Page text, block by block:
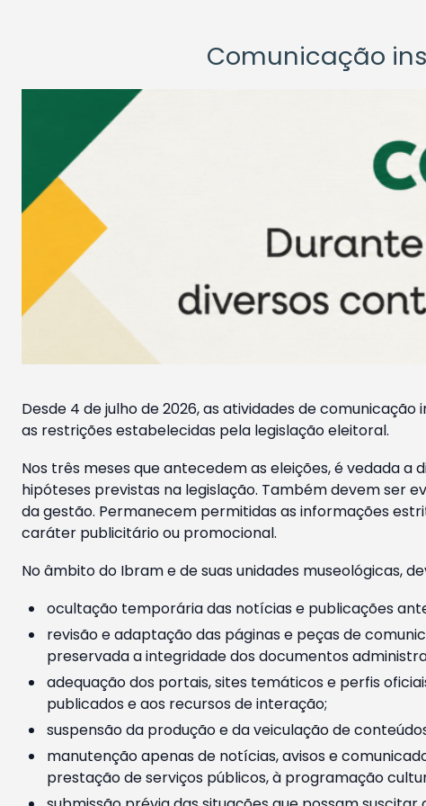
Comunicação
Desde 4 de julho de 2026, as atividades de
as restrições estabelecidas pela legislação eleitoral.
Nos três meses que antecedem as eleições, é vedada
hipóteses previstas na legislação. Também devem ser
da gestão. Permanecem permitidas as informações
caráter publicitário ou promocional.
No âmbito do Ibram e de suas unidades museológicas,
ocultação temporária das notícias e publicações
revisão e adaptação das páginas e peças de
preservada a integridade dos documentos
adequação dos portais, sites temáticos e perfis
publicados e aos recursos de interação;
suspensão da produção e da veiculação de
manutenção apenas de notícias, avisos e
prestação de serviços públicos, à programação